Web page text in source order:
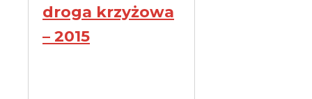
droga krzyżowa
– 2015